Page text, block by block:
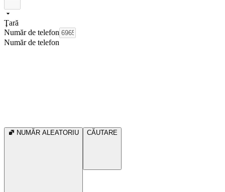
Ţară
Număr de telefon
Număr de telefon
NUMĂR ALEATORIU CĂUTARE